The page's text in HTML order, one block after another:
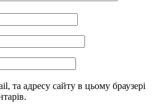
та адресу сайту в цьому браузері